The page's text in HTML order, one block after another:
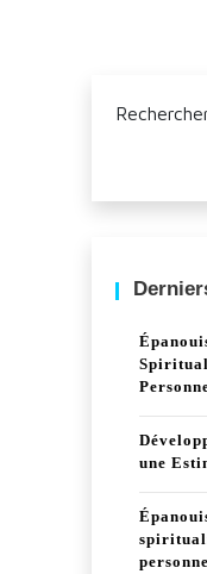
une